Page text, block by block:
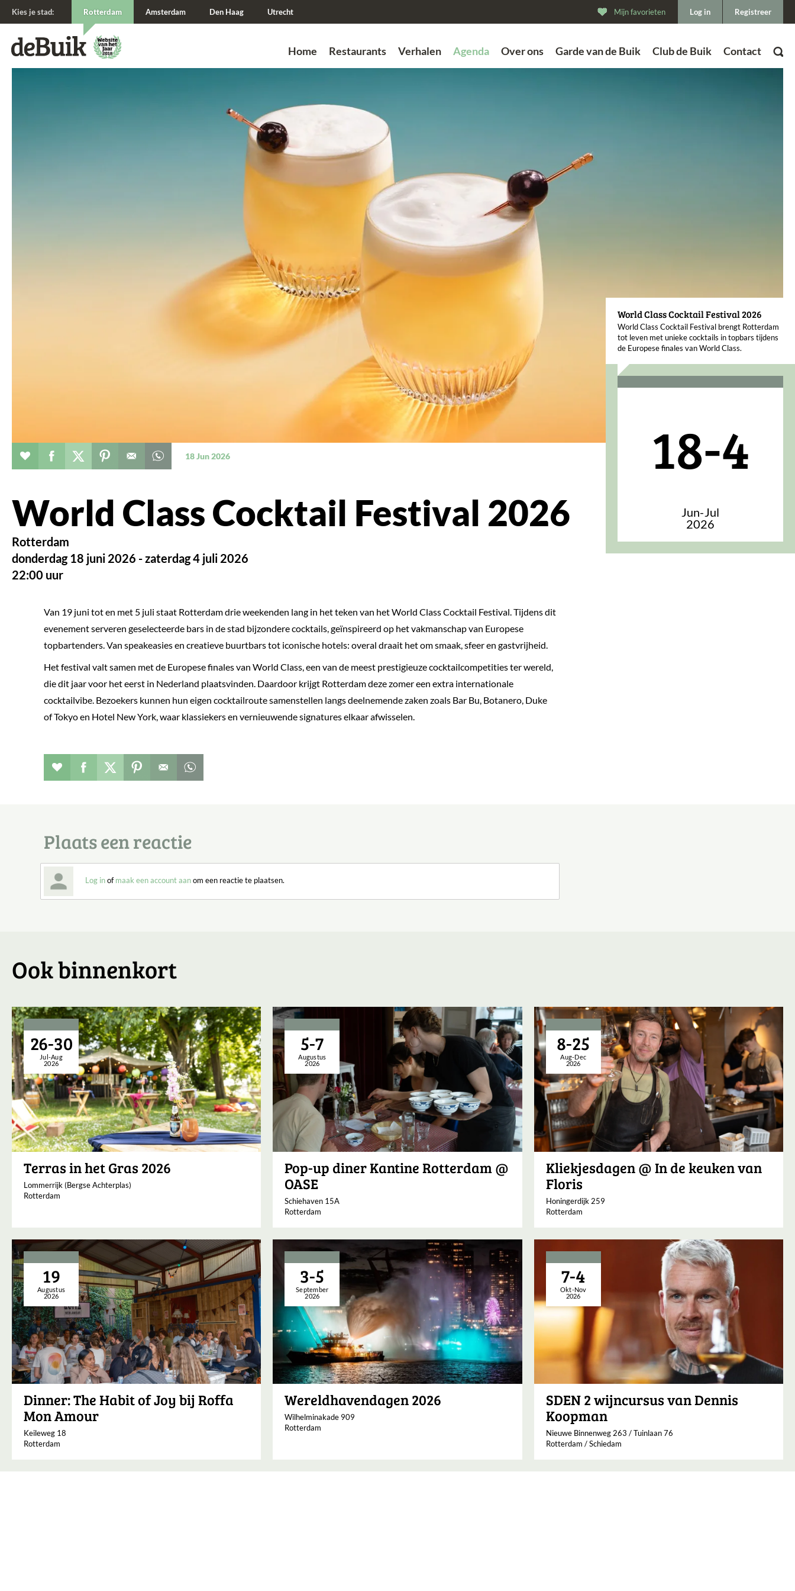
World Class Cocktail Festival 2026
World Class Cocktail Festival brengt Rotterdam
tot leven met unieke cocktails in topbars tijdens
de Europese finales van World Class.
18-4
Jun-Jul
2026
Evenement toevoegen aan favorieten
Deel dit op facebook
Deel dit op twitter
Deel dit op pinterestWhatsapp dit bericht
18 Jun 2026
World Class Cocktail Festival 2026
Rotterdam
donderdag 18 juni 2026 - zaterdag 4 juli 2026
22:00 uur
Van 19 juni tot en met 5 juli staat Rotterdam drie weekenden lang in het teken van het World Class Cocktail Festival. Tijdens dit
evenement serveren geselecteerde bars in de stad bijzondere cocktails, geïnspireerd op het vakmanschap van Europese
topbartenders. Van speakeasies en creatieve buurtbars tot iconische hotels: overal draait het om smaak, sfeer en gastvrijheid.
Het festival valt samen met de Europese finales van World Class, een van de meest prestigieuze cocktailcompetities ter wereld,
die dit jaar voor het eerst in Nederland plaatsvinden. Daardoor krijgt Rotterdam deze zomer een extra internationale
cocktailvibe. Bezoekers kunnen hun eigen cocktailroute samenstellen langs deelnemende zaken zoals Bar Bu, Botanero, Duke
of Tokyo en Hotel New York, waar klassiekers en vernieuwende signatures elkaar afwisselen.
Evenement toevoegen aan favorieten
Deel dit op facebook
Deel dit op twitter
Deel dit op pinterest
Plaats een reactie
Log inofmaak een account aanom een reactie te plaatsen.
Ook binnenkort
26-30
Jul-Aug
2026
Terras in het Gras 2026
Lommerrijk (Bergse Achterplas)
Rotterdam
5-7
Augustus
2026
Pop-up diner Kantine Rotterdam @
OASE
Schiehaven 15A
Rotterdam
8-25
Aug-Dec
2026
Kliekjesdagen @ In de keuken van
Floris
Honingerdijk 259
Rotterdam
19
Augustus
2026
Dinner: The Habit of Joy bij Roffa
Mon Amour
Keileweg 18
Rotterdam
3-5
September
2026
Wereldhavendagen 2026
Wilhelminakade 909
Rotterdam
7-4
Okt-Nov
2026
SDEN 2 wijncursus van Dennis
Koopman
Nieuwe Binnenweg 263 / Tuinlaan 76
Rotterdam / Schiedam
Kies je stad: Rotterdam Amsterdam Den Haag Utrecht Registreer
Log in
Mijn favorieten
De Buik van {city: city}
De Buik
Home Restaurants Verhalen Agenda Over ons Garde van de Buik Club de Buik Contact
Zoek
ZOEK